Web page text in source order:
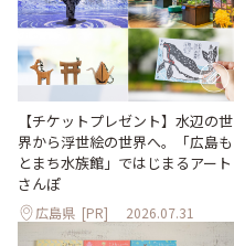
【チケットプレゼント】水辺の世
界から浮世絵の世界へ。「広島も
とまち水族館」ではじまるアート
さんぽ
広島県 [PR] 2026.07.31